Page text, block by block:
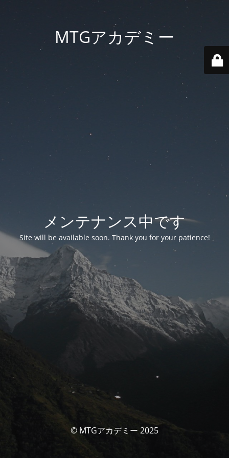
MTGアカデミー
メンテナンス中です
Site will be available soon. Thank you for your patience!
© MTGアカデミー 2025